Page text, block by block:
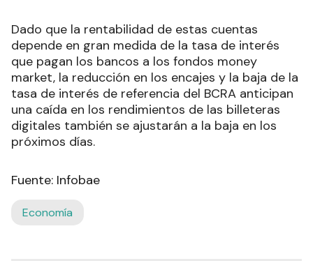
Dado que la rentabilidad de estas cuentas
depende en gran medida de la tasa de interés
que pagan los bancos a los fondos money
market, la reducción en los encajes y la baja de la
tasa de interés de referencia del BCRA anticipan
una caída en los rendimientos de las billeteras
digitales también se ajustarán a la baja en los
próximos días.
Fuente: Infobae
Economía